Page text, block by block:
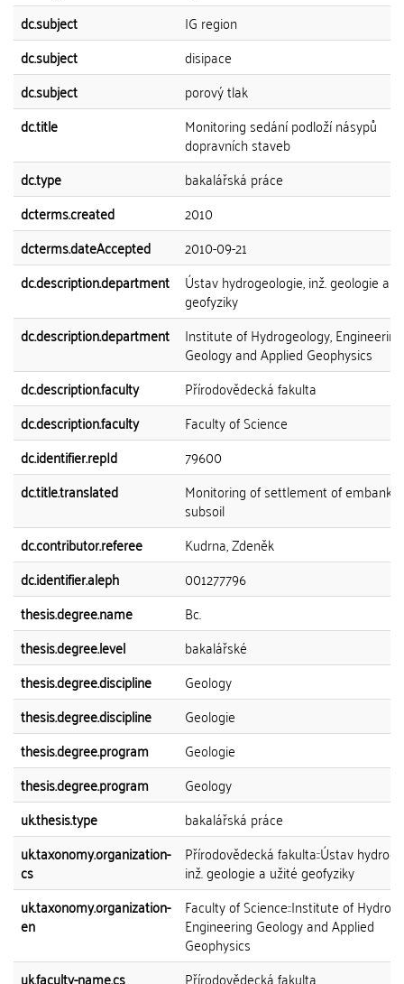
dc.subject
IG region
dc.subject
disipace
dc.subject
porový tlak
dc.title
Monitoring sedání podloží násypů
dopravních staveb
dc.type
bakalářská práce
dcterms.created
2010
dcterms.dateAccepted
2010-09-21
dc.description.department
Ústav hydrogeologie, inž. geologie a
geofyziky
dc.description.department
Institute of Hydrogeology, Engineering
Geology and Applied Geophysics
dc.description.faculty
Přírodovědecká fakulta
dc.description.faculty
Faculty of Science
dc.identifier.repId
79600
dc.title.translated
Monitoring of settlement of
subsoil
dc.contributor.referee
Kudrna, Zdeněk
dc.identifier.aleph
001277796
thesis.degree.name
Bc.
thesis.degree.level
bakalářské
thesis.degree.discipline
Geology
thesis.degree.discipline
Geologie
thesis.degree.program
Geologie
thesis.degree.program
Geology
uk.thesis.type
bakalářská práce
uk.taxonomy.organization-
cs
Přírodovědecká fakulta::Ústav
inž. geologie a užité geofyziky
uk.taxonomy.organization-
en
Faculty of Science::Institute of
Engineering Geology and Applied
Geophysics
uk.faculty-name.cs
Přírodovědecká fakulta